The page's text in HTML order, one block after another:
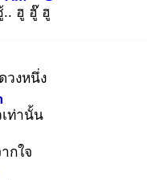
.. ฮู ฮู๊ ฮู
วงหนึ่ง
เท่านั้น
กใจ